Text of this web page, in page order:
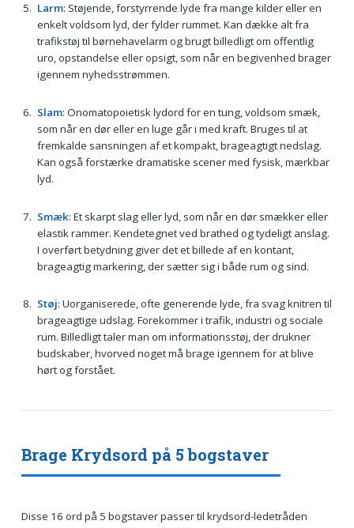
Larm: Støjende, forstyrrende lyde fra mange kilder eller en
enkelt voldsom lyd, der fylder rummet. Kan dække alt fra
trafikstøj til børnehavelarm og brugt billedligt om offentlig
uro, opstandelse eller opsigt, som når en begivenhed brager
igennem nyhedsstrømmen.
Slam: Onomatopoietisk lydord for en tung, voldsom smæk,
som når en dør eller en luge går i med kraft. Bruges til at
fremkalde sansningen af et kompakt, brageagtigt nedslag.
Kan også forstærke dramatiske scener med fysisk, mærkbar
lyd.
Smæk: Et skarpt slag eller lyd, som når en dør smækker eller
elastik rammer. Kendetegnet ved brathed og tydeligt anslag.
I overført betydning giver det et billede af en kontant,
brageagtig markering, der sætter sig i både rum og sind.
Støj: Uorganiserede, ofte generende lyde, fra svag knitren til
brageagtige udslag. Forekommer i trafik, industri og sociale
rum. Billedligt taler man om informationsstøj, der drukner
budskaber, hvorved noget må brage igennem for at blive
hørt og forstået.
Brage Krydsord på 5 bogstaver
Disse 16 ord på 5 bogstaver passer til krydsord-ledetråden